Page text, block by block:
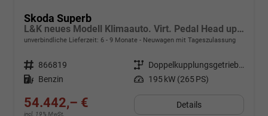
Skoda Superb
L&K neues Modell Klimaauto. Virt. Pedal Head up Displ. Kessy Navi. Kamera PDC SHZ
unverbindliche Lieferzeit: 6 - 9 Monate Neuwagen mit Tageszulassung
Fahrzeugnr. 866819 Getriebe
Doppelkupplungsgetriebe (DSG)
Kraftstoff Benzin Leistung 195 kW (265 PS)
54.442,– €
incl. 19% MwSt.
Details